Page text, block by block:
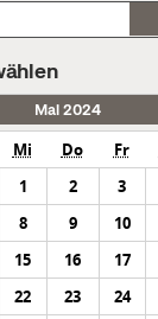
Mai 2024
Mi Do Fr
1
2 3
8 9 10
15 16 17
22 23 24